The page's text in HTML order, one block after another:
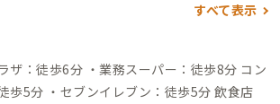
西空港から →（高速道45分）→三宅IC→
▼ 近鉄大阪阿倍野橋駅から →（一般道2
すべて表示
：徒歩6分 ・業務スーパー：徒歩8分 コン
5分 ・セブンイレブン：徒歩5分 飲食店